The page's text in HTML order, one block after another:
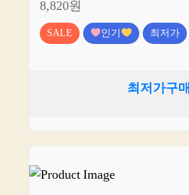
8,820원
SALE 인기 최저가
최저가구매